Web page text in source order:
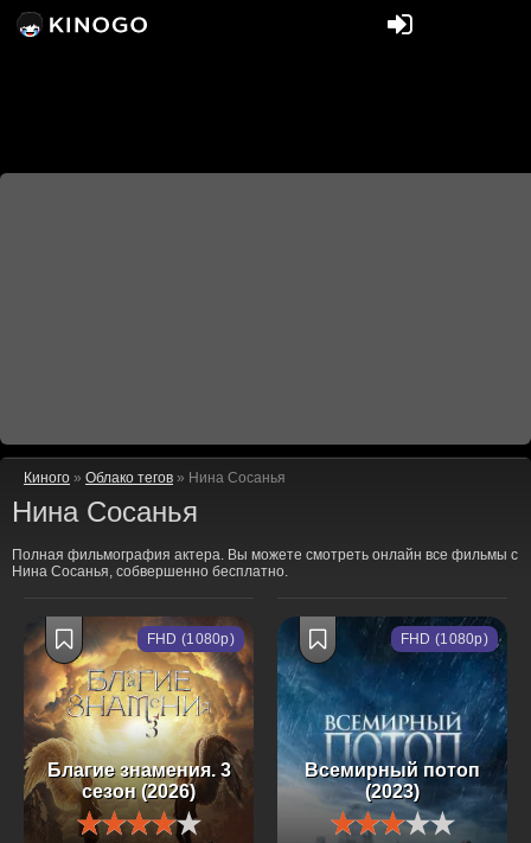
Киного » Облако тегов » Нина Сосанья
Нина Сосанья
Полная фильмография актера. Вы можете смотреть онлайн все фильмы с
Нина Сосанья, собвершенно бесплатно.
Благие знамения. 3
сезон (2026)
FHD (1080p)
Всемирный потоп
(2023)
FHD (1080p)